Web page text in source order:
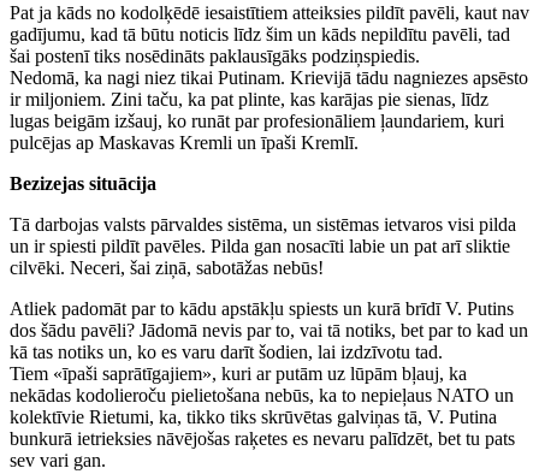
Pat ja kāds no kodolķēdē iesaistītiem atteiksies pildīt pavēli, kaut nav
gadījumu, kad tā būtu noticis līdz šim un kāds nepildītu pavēli, tad
šai postenī tiks nosēdināts paklausīgāks podziņspiedis.
Nedomā, ka nagi niez tikai Putinam. Krievijā tādu nagniezes apsēsto
ir miljoniem. Zini taču, ka pat plinte, kas karājas pie sienas, līdz
lugas beigām izšauj, ko runāt par profesionāliem ļaundariem, kuri
pulcējas ap Maskavas Kremli un īpaši Kremlī.
Bezizejas situācija
Tā darbojas valsts pārvaldes sistēma, un sistēmas ietvaros visi pilda
un ir spiesti pildīt pavēles. Pilda gan nosacīti labie un pat arī sliktie
cilvēki. Neceri, šai ziņā, sabotāžas nebūs!
Atliek padomāt par to kādu apstākļu spiests un kurā brīdī V. Putins
dos šādu pavēli? Jādomā nevis par to, vai tā notiks, bet par to kad un
kā tas notiks un, ko es varu darīt šodien, lai izdzīvotu tad.
Tiem «īpaši saprātīgajiem», kuri ar putām uz lūpām bļauj, ka
nekādas kodolieroču pielietošana nebūs, ka to nepieļaus NATO un
kolektīvie Rietumi, ka, tikko tiks skrūvētas galviņas tā, V. Putina
bunkurā ietrieksies nāvējošas raķetes es nevaru palīdzēt, bet tu pats
sev vari gan.